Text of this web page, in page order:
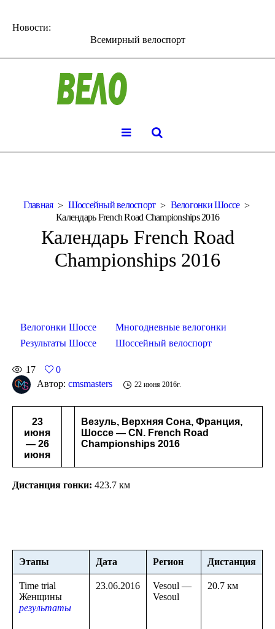
Новости:
Всемирный велоспорт
Главная Шоссейный велоспорт
Велогонки Шоссе
Календарь French Road Championships 2016
Календарь French Road
Championships 2016
Велогонки Шоссе
Многодневные велогонки
Результаты Шоссе
Шоссейный велоспорт
17
0
Автор: cmsmasters 22 июня 2016г.
23
июня
— 26
июня
Везуль, Верхняя Сона, Франция,
Шоссе — CN. French Road
Championships 2016
Дистанция гонки: 423.7 км
Этапы Дата Регион Дистанция
Time trial
Женщины
результаты
23.06.2016
Vesoul —
Vesoul
20.7 км